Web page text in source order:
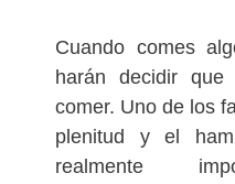
Cuando comes
harán decidir
comer. Uno de los
plenitud y el
realmente